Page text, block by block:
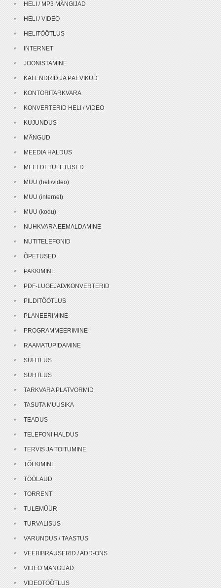
HELI / MP3 MÄNGIJAD
HELI / VIDEO
HELITÖÖTLUS
INTERNET
JOONISTAMINE
KALENDRID JA PÄEVIKUD
KONTORITARKVARA
KONVERTERID HELI / VIDEO
KUJUNDUS
MÄNGUD
MEEDIA HALDUS
MEELDETULETUSED
MUU (heli/video)
MUU (internet)
MUU (kodu)
NUHKVARA EEMALDAMINE
NUTITELEFONID
ÕPETUSED
PAKKIMINE
PDF-LUGEJAD/KONVERTERID
PILDITÖÖTLUS
PLANEERIMINE
PROGRAMMEERIMINE
RAAMATUPIDAMINE
SUHTLUS
SUHTLUS
TARKVARA PLATVORMID
TASUTA MUUSIKA
TEADUS
TELEFONI HALDUS
TERVIS JA TOITUMINE
TÕLKIMINE
TÖÖLAUD
TORRENT
TULEMÜÜR
TURVALISUS
VARUNDUS / TAASTUS
VEEBIBRAUSERID / ADD-ONS
VIDEO MÄNGIJAD
VIDEOTÖÖTLUS